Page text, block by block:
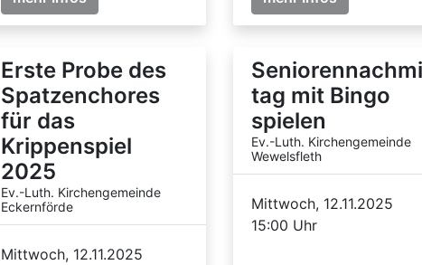
Erste Probe des
Spatzenchores
für das
Krippenspiel
2025
Ev.-Luth. Kirchengemeinde
Eckernförde
Mittwoch, 12.11.2025
tag mit Bingo
spielen
Ev.-Luth. Kirchengemeinde
Wewelsfleth
Mittwoch, 12.11.2025
15:00 Uhr